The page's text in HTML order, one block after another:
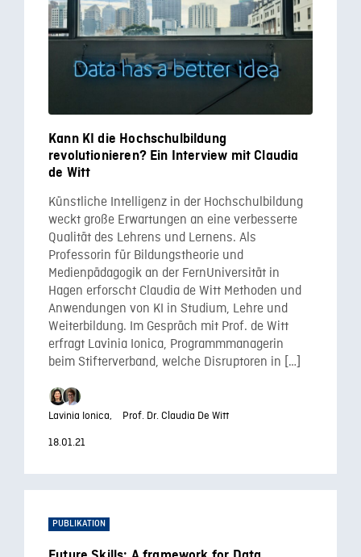
Kann KI die Hochschulbildung
revolutionieren? Ein Interview mit Claudia
de Witt
Künstliche Intelligenz in der Hochschulbildung
weckt große Erwartungen an eine verbesserte
Qualität des Lehrens und Lernens. Als
Professorin für Bildungstheorie und
Medienpädagogik an der FernUniversität in
Hagen erforscht Claudia de Witt Methoden und
Anwendungen von KI in Studium, Lehre und
Weiterbildung. Im Gespräch mit Prof. de Witt
erfragt Lavinia Ionica, Programmmanagerin
beim Stifterverband, welche Disruptoren in […]
Lavinia Ionica,
Prof. Dr. Claudia De Witt
18.01.21
PUBLIKATION